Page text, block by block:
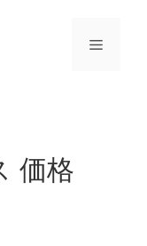
メ
価格